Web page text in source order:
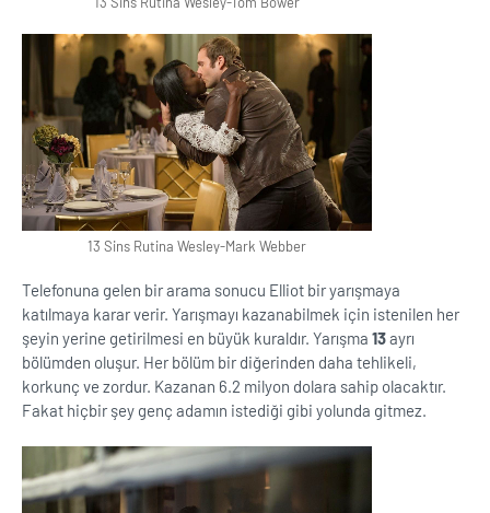
13 Sins Rutina Wesley-Mark Webber
Telefonuna gelen bir arama sonucu Elliot bir yarışmaya
katılmaya karar verir. Yarışmayı kazanabilmek için istenilen her
şeyin yerine getirilmesi en büyük kuraldır. Yarışma 13ayrı
bölümden oluşur. Her bölüm bir diğerinden daha tehlikeli,
korkunç ve zordur. Kazanan 6.2 milyon dolara sahip olacaktır.
Fakat hiçbir şey genç adamın istediği gibi yolunda gitmez.